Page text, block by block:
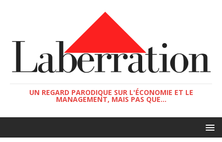
UN REGARD PARODIQUE SUR L'ÉCONOMIE ET LE
MANAGEMENT, MAIS PAS QUE...